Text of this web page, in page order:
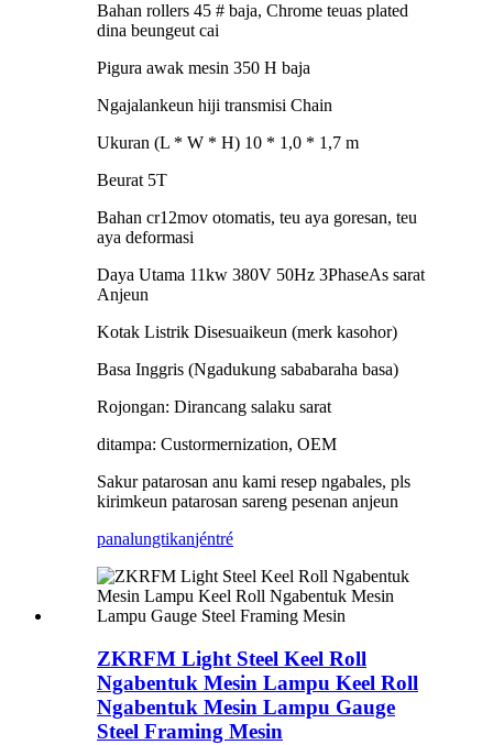
Bahan rollers 45 # baja, Chrome teuas plated
dina beungeut cai
Pigura awak mesin 350 H baja
Ngajalankeun hiji transmisi Chain
Ukuran (L * W * H) 10 * 1,0 * 1,7 m
Beurat 5T
Bahan cr12mov otomatis, teu aya goresan, teu
aya deformasi
Daya Utama 11kw 380V 50Hz 3PhaseAs sarat
Anjeun
Kotak Listrik Disesuaikeun (merk kasohor)
Basa Inggris (Ngadukung sababaraha basa)
Rojongan: Dirancang salaku sarat
ditampa: Custormernization, OEM
Sakur patarosan anu kami resep ngabales, pls
kirimkeun patarosan sareng pesenan anjeun
panalungtikanjéntré
ZKRFM Light Steel Keel Roll
Ngabentuk Mesin Lampu Keel Roll
Ngabentuk Mesin Lampu Gauge
Steel Framing Mesin